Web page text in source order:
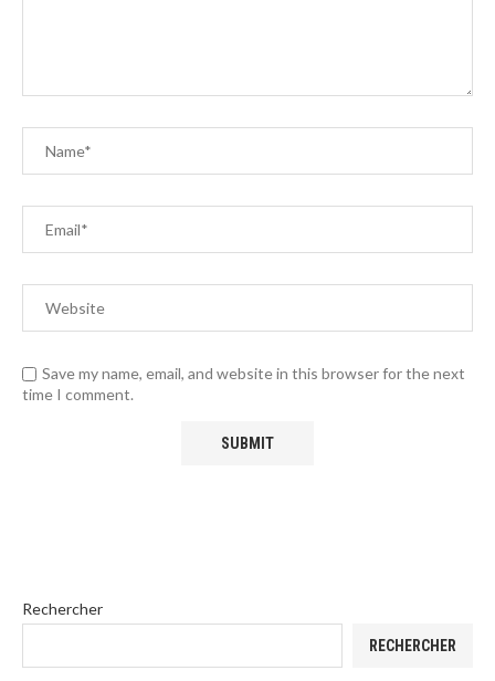
Save my name, email, and website in this browser for the next
time I comment.
Rechercher
RECHERCHER